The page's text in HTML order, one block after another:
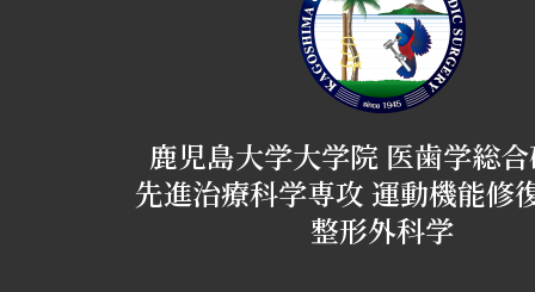
鹿児島大学大学院 医歯学総
先進治療科学専攻 運動機能修
整形外科学